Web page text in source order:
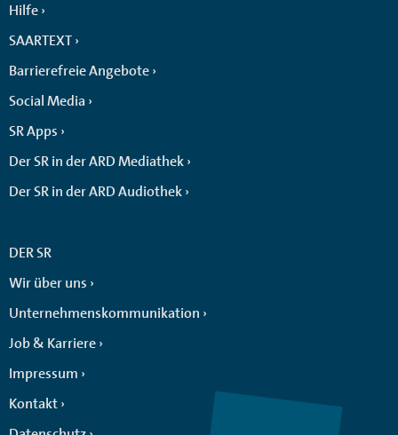
Hilfe
SAARTEXT
Barrierefreie Angebote
Social Media
SR Apps
Der SR in der ARD Mediathek
Der SR in der ARD Audiothek
DER SR
Wir über uns
Unternehmenskommunikation
Job & Karriere
Impressum
Kontakt